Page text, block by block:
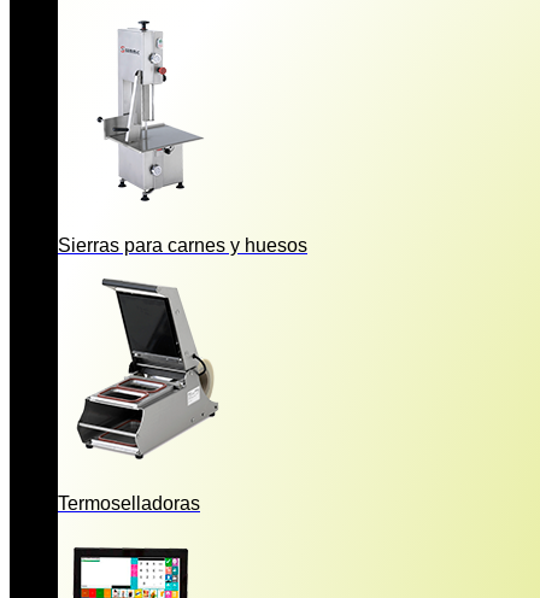
Sierras para carnes y huesos
Termoselladoras